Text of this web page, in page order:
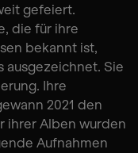
gefeiert.
die für ihre
bekannt ist,
ausgezeichnet. Sie
Ihre
2021 den
ihrer Alben wurden
Aufnahmen